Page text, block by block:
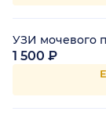
УЗИ мочевого
1 500 ₽